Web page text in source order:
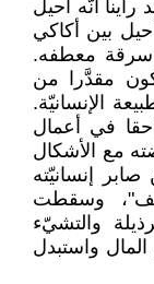
أنّه أُحيل
بين أكاكي
سرقة معطفه.
مقدَّرا من
الإنسانيّة.
في أعمال
مع الأشكال
من صابر إنسانيّته
وسقطت
والتشيّء
واستبدل